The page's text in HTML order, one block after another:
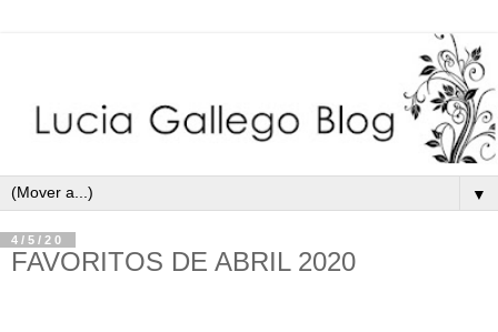
▼
4/5/20
FAVORITOS DE ABRIL 2020